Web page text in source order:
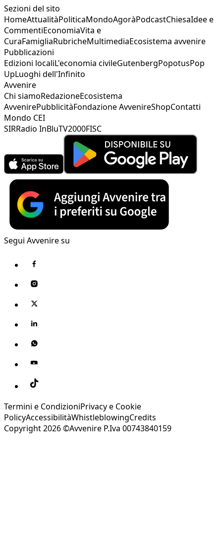
Sezioni del sito
HomeAttualitàPoliticaMondoAgoràPodcastChiesaIdee e
CommentiEconomiaVita e
CuraFamigliaRubricheMultimediaEcosistema avvenire
Pubblicazioni
Edizioni localiL'economia civileGutenbergPopotusPop
UpLuoghi dell'Infinito
Avvenire
Chi siamoRedazioneEcosistema
AvvenirePubblicitàFondazione AvvenireShopContatti
Mondo CEI
SIRRadio InBluTV2000FISC
Segui Avvenire su
Termini e CondizioniPrivacy e Cookie
PolicyAccessibilitàWhistleblowingCredits
Copyright 2026 ©Avvenire P.Iva 00743840159